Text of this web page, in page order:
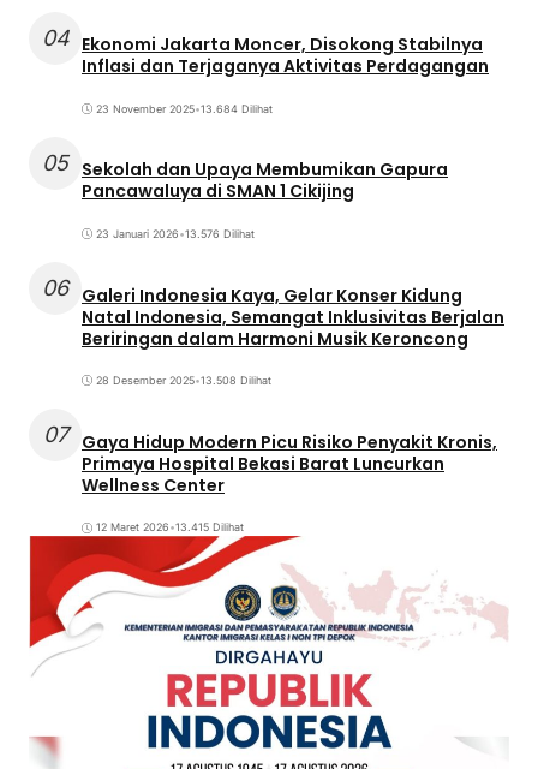
04 Ekonomi Jakarta Moncer, Disokong Stabilnya
Inflasi dan Terjaganya Aktivitas Perdagangan
23 November 2025•13.684 Dilihat
05 Sekolah dan Upaya Membumikan Gapura
Pancawaluya di SMAN 1 Cikijing
23 Januari 2026•13.576 Dilihat
06 Galeri Indonesia Kaya, Gelar Konser Kidung
Natal Indonesia, Semangat Inklusivitas Berjalan
Beriringan dalam Harmoni Musik Keroncong
28 Desember 2025•13.508 Dilihat
07
Gaya Hidup Modern Picu Risiko Penyakit Kronis,
Primaya Hospital Bekasi Barat Luncurkan
Wellness Center
12 Maret 2026•13.415 Dilihat